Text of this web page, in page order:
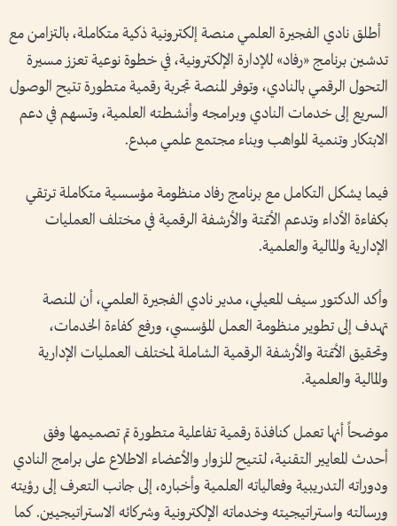
أطلق نادي الفجيرة العلمي منصة إلكترونية ذكية متكاملة، بالتزامن مع
تدشين برنامج «رفاد» للإدارة الإلكترونية، في خطوة نوعية تعزز مسيرة
التحول الرقمي بالنادي، وتوفر المنصة تجربة رقمية متطورة تتيح الوصول
السريع إلى خدمات النادي وبرامجه وأنشطته العلمية، وتسهم في دعم
الابتكار وتنمية المواهب وبناء مجتمع علمي مبدع.
فيما يشكل التكامل مع برنامج رفاد منظومة مؤسسية متكاملة ترتقي
بكفاءة الأداء وتدعم الأتمتة والأرشفة الرقمية في مختلف العمليات
الإدارية والمالية والعلمية.
وأكد الدكتور سيف المعيلي، مدير نادي الفجيرة العلمي، أن المنصة
تهدف إلى تطوير منظومة العمل المؤسسي، ورفع كفاءة الخدمات،
وتحقيق الأتمتة والأرشفة الرقمية الشاملة لمختلف العمليات الإدارية
والمالية والعلمية.
موضحاً أنها تعمل كنافذة رقمية تفاعلية متطورة تم تصميمها وفق
أحدث المعايير التقنية، لتتيح للزوار والأعضاء الاطلاع على برامج النادي
ودوراته التدريبية وفعالياته العلمية وأخباره، إلى جانب التعرف إلى رؤيته
ورسالته واستراتيجيته وخدماته الإلكترونية وشركائه الاستراتيجيين. كما